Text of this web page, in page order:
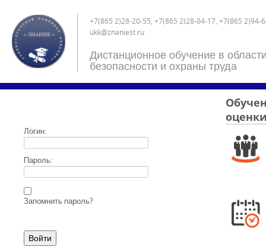
+7(865 2)28-20-55, +7(865 2)28-04-17, +7(865 2)94-
ukk@znaniest.ru
Дистанционное обучение в
безопасности и охраны труда
Логин:
Пароль:
Запомнить пароль?